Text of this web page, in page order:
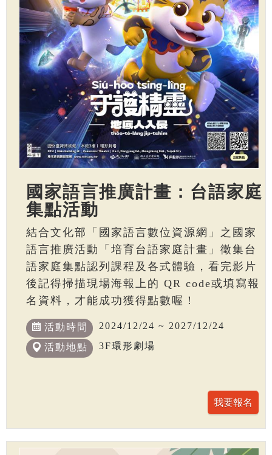
國家語言推廣計畫：台語家庭
集點活動
結合文化部「國家語言數位資源網」之國家
語言推廣活動「培育台語家庭計畫」徵集台
語家庭集點認列課程及各式體驗，看完影片
後記得掃描現場海報上的 QR code或填寫報
名資料，才能成功獲得點數喔！
活動時間 2024/12/24 ~ 2027/12/24
活動地點 3F環形劇場